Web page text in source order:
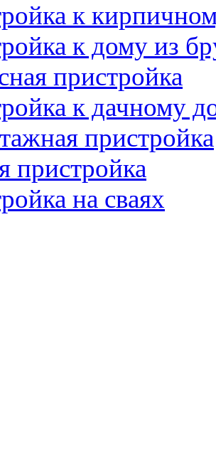
к
к дому из
пристройка
к дачному
пристройка
пристройка
на сваях